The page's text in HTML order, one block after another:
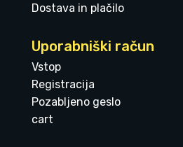
Dostava in plačilo
Uporabniški račun
Vstop
Registracija
Pozabljeno geslo
cart